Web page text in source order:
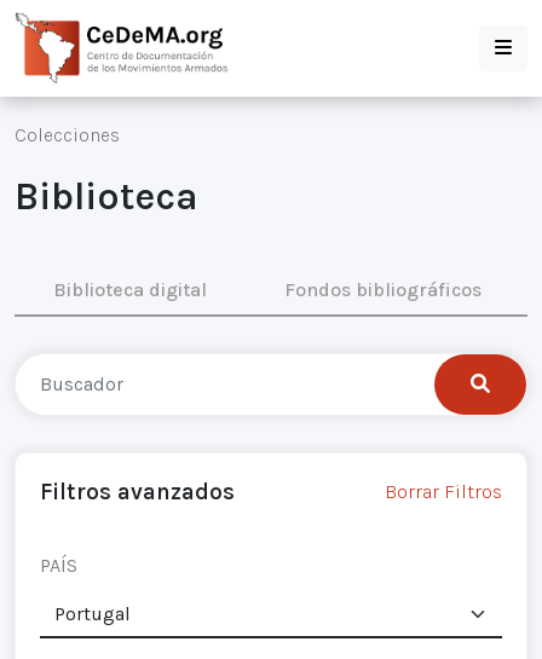
Colecciones
Biblioteca
Biblioteca digital Fondos bibliográficos
Filtros avanzados Borrar Filtros
PAÍS